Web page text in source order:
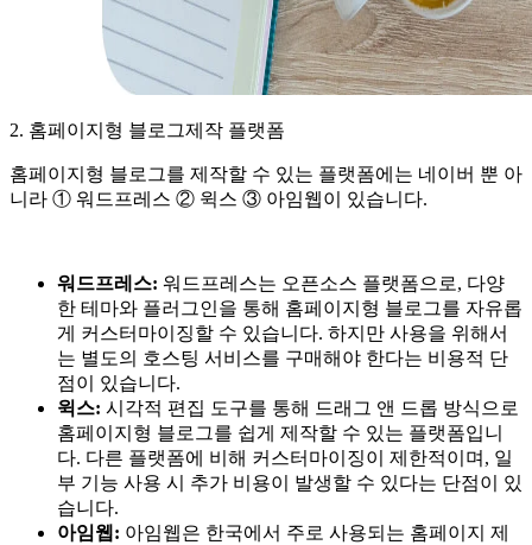
2. 홈페이지형 블로그제작 플랫폼
홈페이지형 블로그를 제작할 수 있는 플랫폼에는 네이버 뿐 아
니라 ① 워드프레스 ② 윅스 ③ 아임웹이 있습니다.
워드프레스: 워드프레스는 오픈소스 플랫폼으로, 다양
한 테마와 플러그인을 통해 홈페이지형 블로그를 자유롭
게 커스터마이징할 수 있습니다. 하지만 사용을 위해서
는 별도의 호스팅 서비스를 구매해야 한다는 비용적 단
점이 있습니다.
윅스: 시각적 편집 도구를 통해 드래그 앤 드롭 방식으로
홈페이지형 블로그를 쉽게 제작할 수 있는 플랫폼입니
다. 다른 플랫폼에 비해 커스터마이징이 제한적이며, 일
부 기능 사용 시 추가 비용이 발생할 수 있다는 단점이 있
습니다.
아임웹: 아임웹은 한국에서 주로 사용되는 홈페이지 제